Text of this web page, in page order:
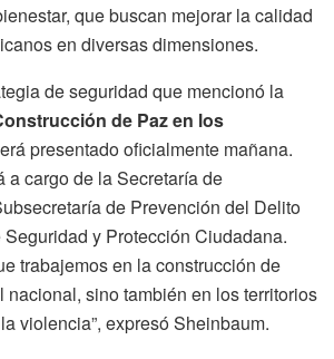
que buscan mejorar la calidad
en diversas dimensiones.
de seguridad que mencionó la
de Paz en los
presentado oficialmente mañana.
a cargo de la Secretaría de
de Prevención del Delito
y Protección Ciudadana.
trabajemos en la construcción de
nacional, sino también en los territorios
violencia”, expresó Sheinbaum.